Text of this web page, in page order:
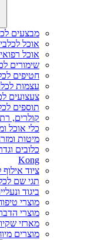
מבצעים
אוכל
אוכל
שימורים
חטיפים
עצמות
צעצועים
תוספים
קולרים,
כלי אוכל
מיטות
כלובים
Kong
ציוד
תגי שם
ביגוד
מוצרי
מוצרי
מארזי
מוצרים